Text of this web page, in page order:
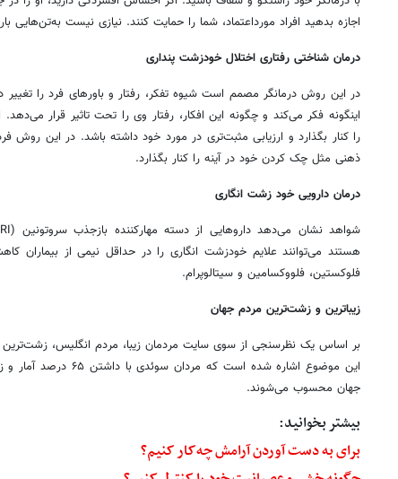
اجازه بدهید افراد مورداعتماد، شما را حمایت کنند. نیازی نیست به‌تن‌هایی
درمان شناختی رفتاری اختلال خودزشت پنداری
در این روش درمانگر مصمم است شیوه تفکر، رفتار و باورهای فرد را
اینگونه فکر می‌کند و چگونه این افکار، رفتار وی را تحت تاثیر قرار
را کنار بگذارد و ارزیابی مثبت‌تری در مورد خود داشته باشد. در این
ذهنی مثل چک کردن خود در آینه را کنار بگذارد.
درمان دارویی خود زشت انگاری
هستند می‌توانند علایم خودزشت انگاری را در حداقل نیمی از بیماران
فلوکستین، فلووکسامین و سیتالوپرام.
زیباترین و زشت‌ترین مردم جهان
بر اساس یک نظرسنجی از سوی سایت مردمان زیبا، مردم انگلیس،
جهان محسوب می‌شوند.
بیشتر بخوانید:
برای به دست آوردن آرامش چه‌کار کنیم؟